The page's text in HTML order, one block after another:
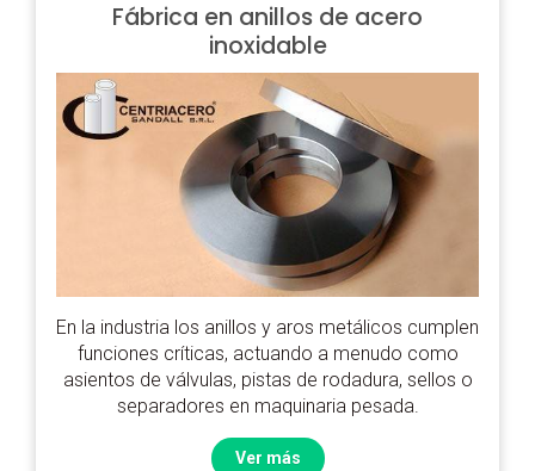
Fábrica en anillos de acero
inoxidable
En la industria los anillos y aros metálicos cumplen
funciones críticas, actuando a menudo como
asientos de válvulas, pistas de rodadura, sellos o
separadores en maquinaria pesada.
Ver más